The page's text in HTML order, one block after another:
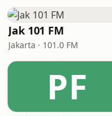
Jak 101 FM
Jakarta · 101.0 FM
PF